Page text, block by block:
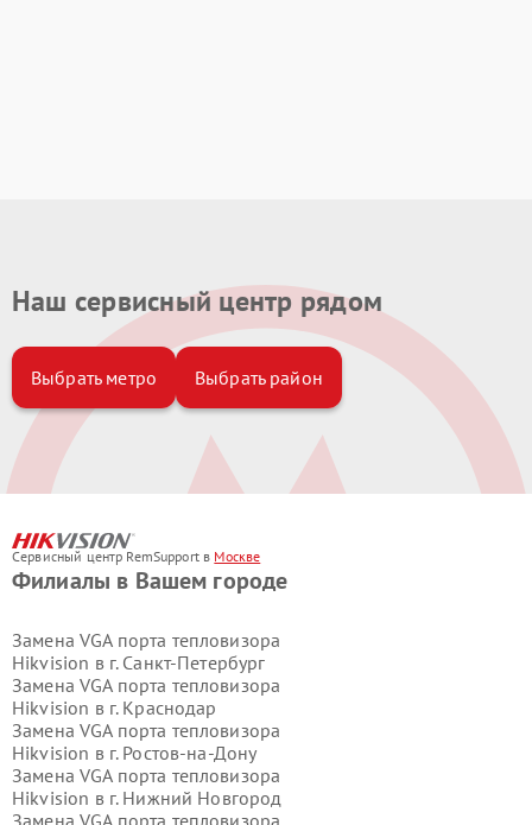
Наш сервисный центр рядом
Выбрать метро Выбрать район
Сервисный центр RemSupport в Москве
Филиалы в Вашем городе
Замена VGA порта тепловизора
Hikvision в г. Санкт-Петербург
Замена VGA порта тепловизора
Hikvision в г. Краснодар
Замена VGA порта тепловизора
Hikvision в г. Ростов-на-Дону
Замена VGA порта тепловизора
Hikvision в г. Нижний Новгород